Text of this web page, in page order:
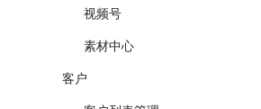
视频号
素材中心
客户